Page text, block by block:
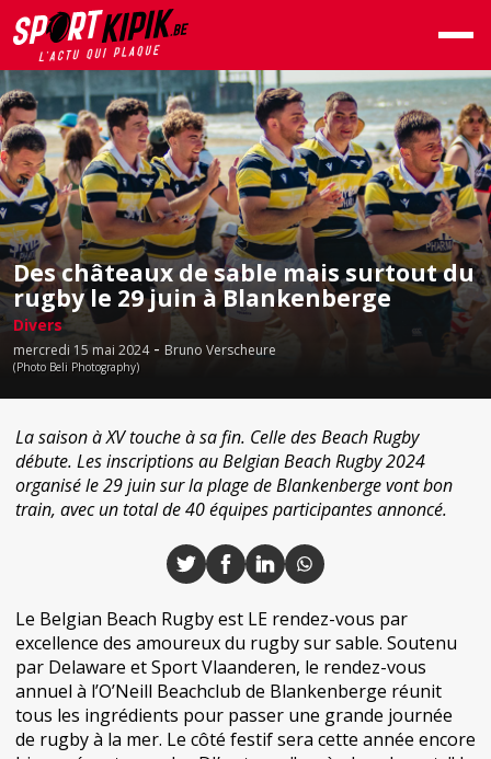
Des châteaux de sable mais surtout du
rugby le 29 juin à Blankenberge
Divers
mercredi 15 mai 2024- Bruno Verscheure
(Photo Beli Photography)
La saison à XV touche à sa fin. Celle des Beach Rugby
débute. Les inscriptions au Belgian Beach Rugby 2024
organisé le 29 juin sur la plage de Blankenberge vont bon
train, avec un total de 40 équipes participantes annoncé.
Le Belgian Beach Rugby est LE rendez-vous par
excellence des amoureux du rugby sur sable. Soutenu
par Delaware et Sport Vlaanderen, le rendez-vous
annuel à l’O’Neill Beachclub de Blankenberge réunit
tous les ingrédients pour passer une grande journée
de rugby à la mer. Le côté festif sera cette année encore